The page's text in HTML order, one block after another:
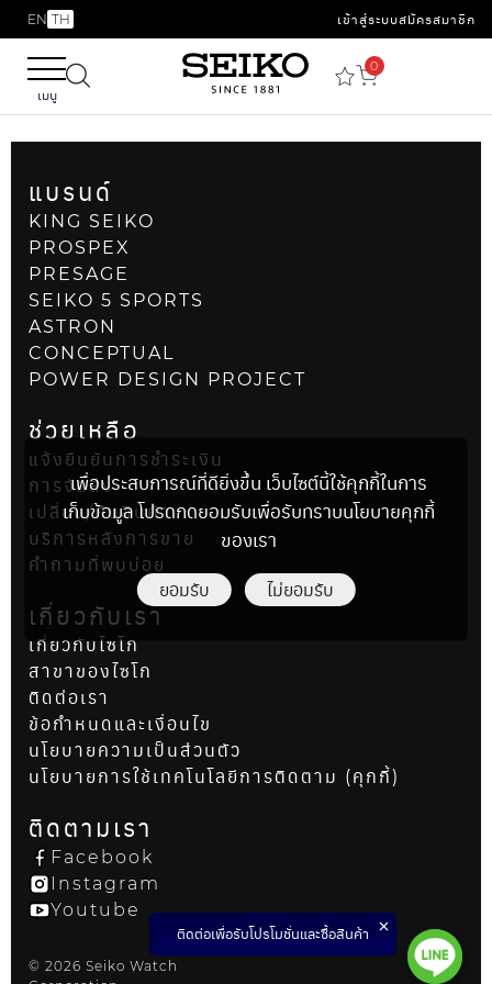
EN TH เข้าสู่ระบบสมัครสมาชิก
เมนู
0
แบรนด์
KING SEIKO
PROSPEX
PRESAGE
SEIKO 5 SPORTS
ASTRON
CONCEPTUAL
POWER DESIGN PROJECT
ช่วยเหลือ
แจ้งยืนยันการชำระเงิน
การจัดส่ง
เปลี่ยน/คืนสินค้า
บริการหลังการขาย
คำถามที่พบบ่อย
เกี่ยวกับเรา
เกี่ยวกับไซโก
สาขาของไซโก
ติดต่อเรา
ข้อกำหนดและเงื่อนไข
นโยบายความเป็นส่วนตัว
นโยบายการใช้เทคโนโลยีการติดตาม (คุกกี้)
ติดตามเรา
Facebook
Instagram
Youtube
© 2026 Seiko Watch
เพื่อประสบการณ์ที่ดียิ่งขึ้น เว็บไซต์นี้ใช้คุกกี้ในการ
เก็บข้อมูล โปรดกดยอมรับเพื่อรับทราบนโยบายคุกกี้
ของเรา
ยอมรับ ไม่ยอมรับ
ติดต่อเพื่อรับโปรโมชั่นและซื้อสินค้า